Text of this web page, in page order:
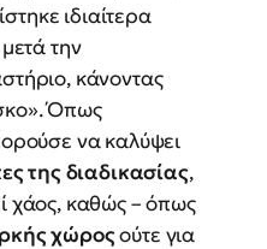
ιδιαίτερα
την
κάνοντας
Όπως
να καλύψει
της διαδικασίας,
χάος, καθώς – όπως
χώροςούτε για